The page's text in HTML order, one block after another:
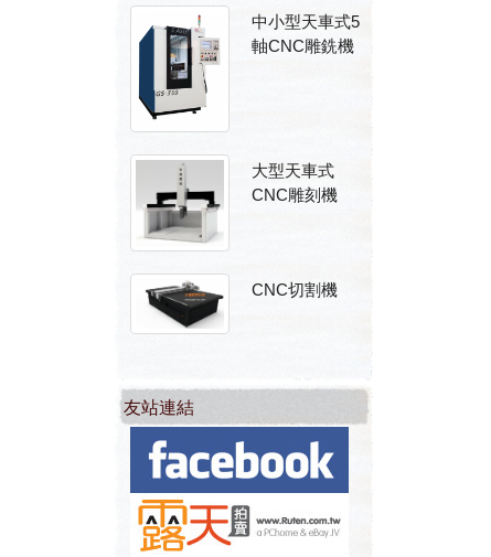
中小型天車式5
軸CNC雕銑機
大型天車式
CNC雕刻機
CNC切割機
友站連結